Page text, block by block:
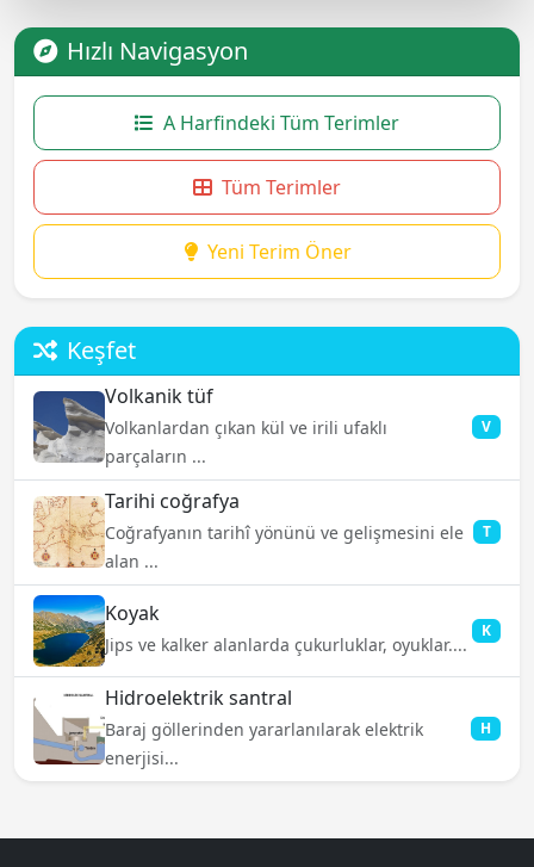
Hızlı Navigasyon
A Harfindeki Tüm Terimler
Tüm Terimler
Yeni Terim Öner
Keşfet
Volkanik tüf
Volkanlardan çıkan kül ve irili ufaklı
parçaların ...
V
Tarihi coğrafya
Coğrafyanın tarihî yönünü ve gelişmesini ele
alan ...
T
Koyak
Jips ve kalker alanlarda çukurluklar, oyuklar....
K
Hidroelektrik santral
Baraj göllerinden yararlanılarak elektrik
enerjisi...
H